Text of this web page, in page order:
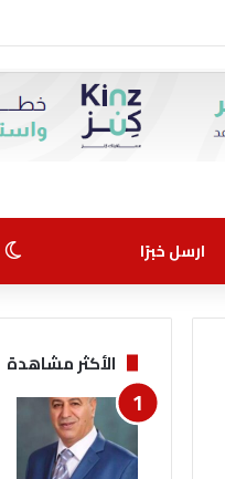
ارسل خبرًا
الأكثر مشاهدة